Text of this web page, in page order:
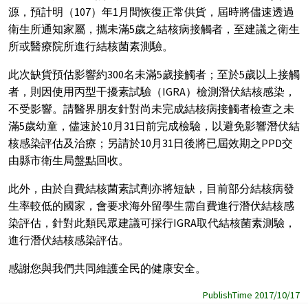
源，預計明（107）年1月間恢復正常供貨，屆時將儘速透過
衛生所通知家屬，攜未滿5歲之結核病接觸者，至建議之衛生
所或醫療院所進行結核菌素測驗。
此次缺貨預估影響約300名未滿5歲接觸者；至於5歲以上接觸
者，則因使用丙型干擾素試驗（IGRA）檢測潛伏結核感染，
不受影響。請醫界朋友針對尚未完成結核病接觸者檢查之未
滿5歲幼童，儘速於10月31日前完成檢驗，以避免影響潛伏結
核感染評估及治療；另請於10月31日後將已屆效期之PPD交
由縣市衛生局盤點回收。
此外，由於自費結核菌素試劑亦將短缺，目前部分結核病發
生率較低的國家，會要求海外留學生需自費進行潛伏結核感
染評估，針對此類民眾建議可採行IGRA取代結核菌素測驗，
進行潛伏結核感染評估。
感謝您與我們共同維護全民的健康安全。
PublishTime 2017/10/17